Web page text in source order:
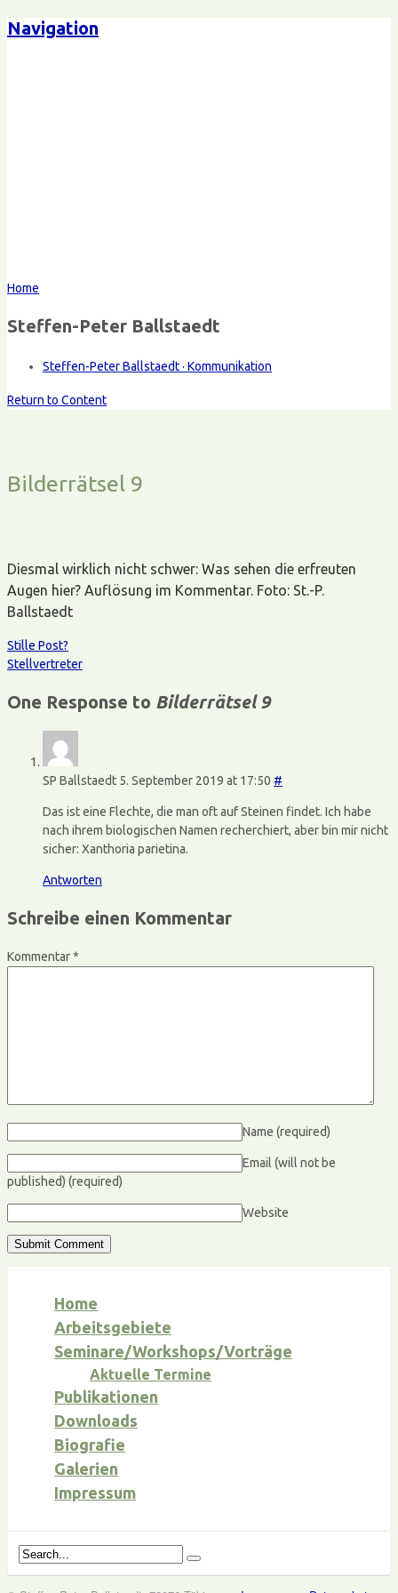
Navigation
Home
Steffen-Peter Ballstaedt
Steffen-Peter Ballstaedt · Kommunikation
Return to Content
Bilderrätsel 9
Diesmal wirklich nicht schwer: Was sehen die erfreuten
Augen hier? Auflösung im Kommentar. Foto: St.-P.
Ballstaedt
Stille Post?
Stellvertreter
One Response to Bilderrätsel 9
SP Ballstaedt 5. September 2019 at 17:50 #
Das ist eine Flechte, die man oft auf Steinen findet. Ich habe
nach ihrem biologischen Namen recherchiert, aber bin mir nicht
sicher: Xanthoria parietina.
Antworten
Schreibe einen Kommentar
Kommentar*
Name (required)
Email (will not be
published) (required)
Website
Home
Arbeitsgebiete
Seminare/Workshops/Vorträge
Aktuelle Termine
Publikationen
Downloads
Biografie
Galerien
Impressum